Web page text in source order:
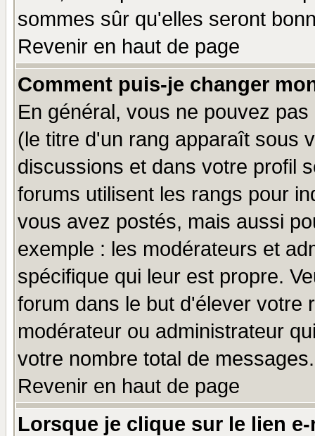
sommes sûr qu'elles seront
Revenir en haut de page
Comment puis-je changer
En général, vous ne pouvez
(le titre d'un rang apparaît sous
discussions et dans votre profil
forums utilisent les rangs pour
vous avez postés, mais aussi
exemple : les modérateurs et
spécifique qui leur est propre.
forum dans le but d'élever votre
modérateur ou administrateur
votre nombre total de messages.
Revenir en haut de page
Lorsque je clique sur le lien